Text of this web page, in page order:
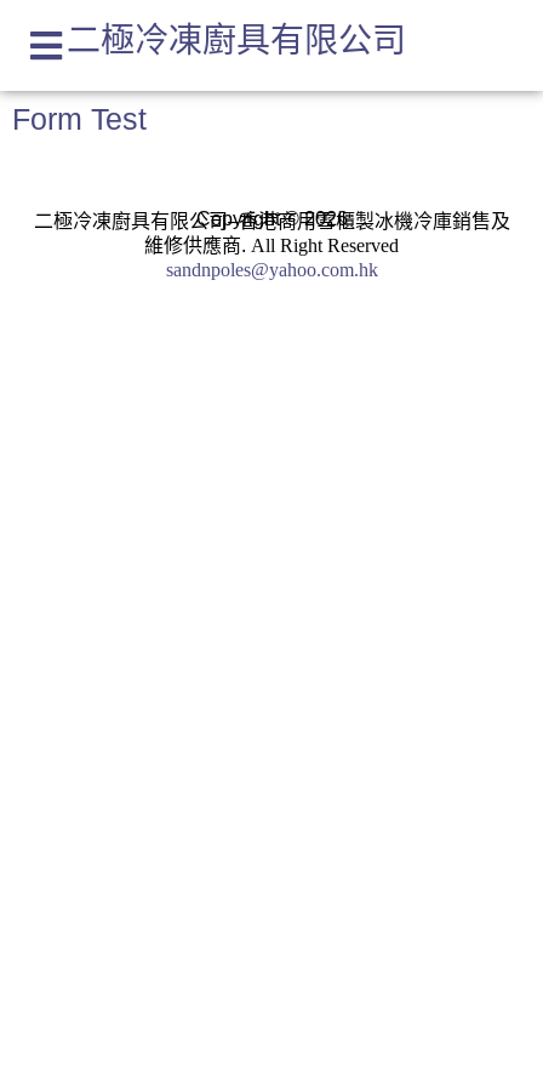
二極冷凍廚具有限公司
Form Test
Copyright © 2026
二極冷凍廚具有限公司–香港商用雪櫃製冰機冷庫銷售及
維修供應商. All Right Reserved
sandnpoles@yahoo.com.hk